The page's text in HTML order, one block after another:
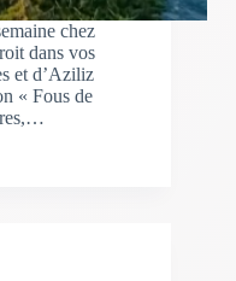
chez
dans vos
et d’Aziliz
« Fous de